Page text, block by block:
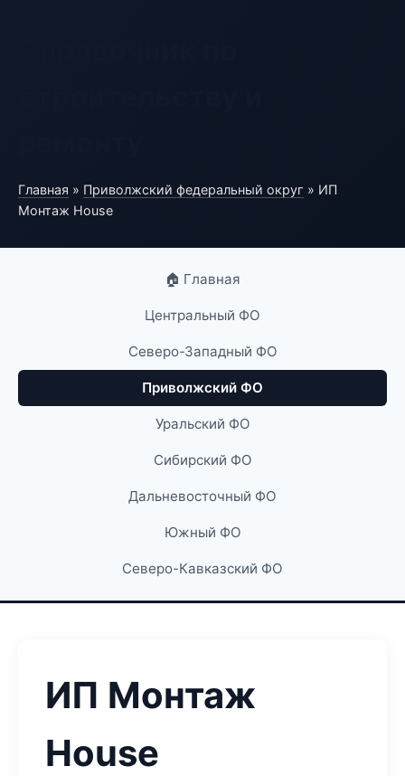
Главная » Приволжский федеральный округ » ИП
Монтаж House
🏠 Главная
Центральный ФО
Северо-Западный ФО
Приволжский ФО
Уральский ФО
Сибирский ФО
Дальневосточный ФО
Южный ФО
Северо-Кавказский ФО
ИП Монтаж
House